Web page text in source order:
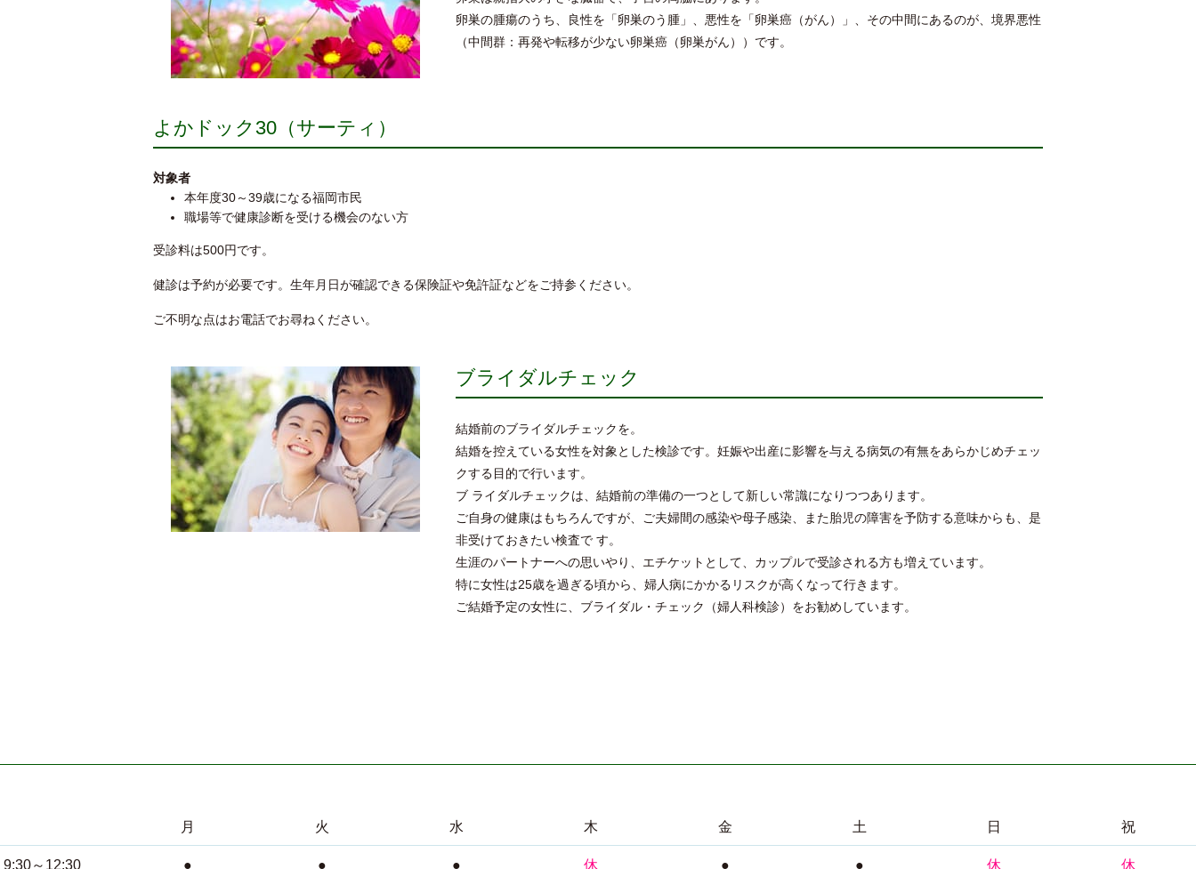
卵巣の腫瘍のうち、良性を「卵巣のう腫」、悪性を「卵巣癌（がん）」、その中間にあるのが、境界悪性
（中間群：再発や転移が少ない卵巣癌（卵巣がん））です。
よかドック30（サーティ）
対象者
本年度30～39歳になる福岡市民
職場等で健康診断を受ける機会のない方
受診料は500円です。
健診は予約が必要です。生年月日が確認できる保険証や免許証などをご持参ください。
ご不明な点はお電話でお尋ねください。
ブライダルチェック
結婚前のブライダルチェックを。
結婚を控えている女性を対象とした検診です。妊娠や出産に影響を与える病気の有無をあらかじめチェッ
クする目的で行います。
ブ ライダルチェックは、結婚前の準備の一つとして新しい常識になりつつあります。
ご自身の健康はもちろんですが、ご夫婦間の感染や母子感染、また胎児の障害を予防する意味からも、是
非受けておきたい検査で す。
生涯のパートナーへの思いやり、エチケットとして、カップルで受診される方も増えています。
特に女性は25歳を過ぎる頃から、婦人病にかかるリスクが高くなって行きます。
ご結婚予定の女性に、ブライダル・チェック（婦人科検診）をお勧めしています。
月 火 水 木 金 土 日 祝
9:30～12:30 ● ● ● 休 ● ● 休 休